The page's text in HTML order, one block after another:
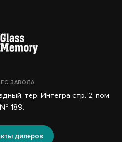
ЗАВОДА
тер. Интегра стр. 2, пом.
№ 189.
дилеров